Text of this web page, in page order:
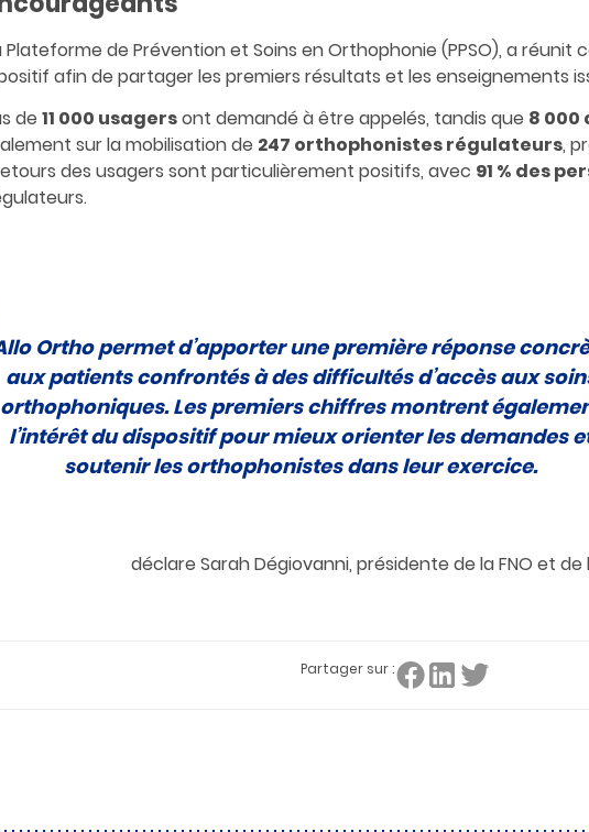
de Prévention et Soins en Orthophonie (PPSO), a réunit
afin de partager les premiers résultats et les enseignements
de 11 000 usagersont demandé à être appelés, tandis que 8
sur la mobilisation de 247 orthophonistes régulateurs,
des usagers sont particulièrement positifs, avec 91 % des
Ortho permet d’apporter une première réponse
aux patients confrontés à des difficultés d’accès aux
orthophoniques. Les premiers chiffres montrent
l’intérêt du dispositif pour mieux orienter les demandes
soutenir les orthophonistes dans leur exercice.
déclare Sarah Dégiovanni, présidente de la FNO et de
Partager sur :